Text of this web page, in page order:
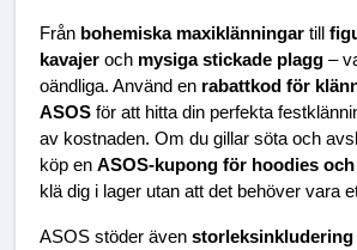
Från bohemiska maxiklänningar till
kavajer och mysiga stickade plagg –
oändliga. Använd en rabattkod för
ASOS för att hitta din perfekta
av kostnaden. Om du gillar söta och
köp en ASOS-kupong för hoodies
klä dig i lager utan att det behöver vara
ASOS stöder även storleksinkludering